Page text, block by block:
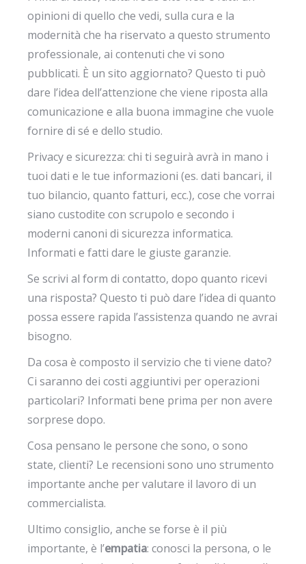
opinioni di quello che vedi, sulla cura e la
modernità che ha riservato a questo strumento
professionale, ai contenuti che vi sono
pubblicati. È un sito aggiornato? Questo ti può
dare l’idea dell’attenzione che viene riposta alla
comunicazione e alla buona immagine che vuole
fornire di sé e dello studio.
Privacy e sicurezza: chi ti seguirà avrà in mano i
tuoi dati e le tue informazioni (es. dati bancari, il
tuo bilancio, quanto fatturi, ecc.), cose che vorrai
siano custodite con scrupolo e secondo i
moderni canoni di sicurezza informatica.
Informati e fatti dare le giuste garanzie.
Se scrivi al form di contatto, dopo quanto ricevi
una risposta? Questo ti può dare l’idea di quanto
possa essere rapida l’assistenza quando ne avrai
bisogno.
Da cosa è composto il servizio che ti viene dato?
Ci saranno dei costi aggiuntivi per operazioni
particolari? Informati bene prima per non avere
sorprese dopo.
Cosa pensano le persone che sono, o sono
state, clienti? Le recensioni sono uno strumento
importante anche per valutare il lavoro di un
commercialista.
Ultimo consiglio, anche se forse è il più
importante, è l’empatia: conosci la persona, o le